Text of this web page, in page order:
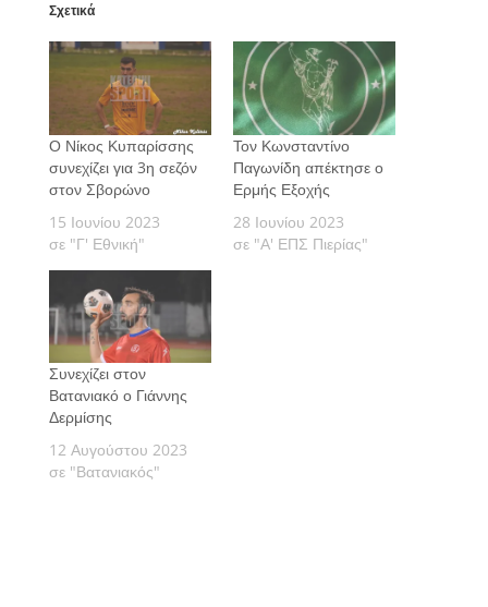
Σχετικά
Ο Νίκος Κυπαρίσσης
συνεχίζει για 3η σεζόν
στον Σβορώνο
15 Ιουνίου 2023
σε "Γ' Εθνική"
Τον Κωνσταντίνο
Παγωνίδη απέκτησε ο
Ερμής Εξοχής
28 Ιουνίου 2023
σε "Α' ΕΠΣ Πιερίας"
Συνεχίζει στον
Βατανιακό ο Γιάννης
Δερμίσης
12 Αυγούστου 2023
σε "Βατανιακός"